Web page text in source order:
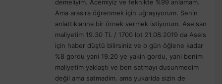
k
i
:
demeliyim. Acemiyiz ve teknikte %99 anlamam.
Ama arasıra öğrenmek için uğraşıyorum. Senin
anlattıklarına bir örnek vermek istiyorum. Aselsan
maliyetim 19.30 TL / 1700 lot 21.08.2019 da Asels
için haber düştü bilirsiniz ve o gün öğlene kadar
%8 gordu yani 19.20 ye yakin gordu, yani benim
maliyetim yaklaştı ve ben satmayı dusunmedim
değil ama satmadim. ama yukarida sizin de